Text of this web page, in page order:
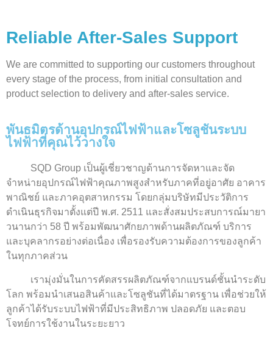
Reliable After-Sales Support
We are committed to supporting our customers throughout
every stage of the process, from initial consultation and
product selection to delivery and after-sales service.
พันธมิตรด้านอุปกรณ์ไฟฟ้าและโซลูชันระบบ
ไฟฟ้าที่คุณไว้วางใจ
SQD Group เป็นผู้เชี่ยวชาญด้านการจัดหาและจัด
จำหน่ายอุปกรณ์ไฟฟ้าคุณภาพสูงสำหรับภาคที่อยู่อาศัย อาคาร
พาณิชย์ และภาคอุตสาหกรรม โดยกลุ่มบริษัทมีประวัติการ
ดำเนินธุรกิจมาตั้งแต่ปี พ.ศ. 2511 และสั่งสมประสบการณ์มายา
วนานกว่า 58 ปี พร้อมพัฒนาศักยภาพด้านผลิตภัณฑ์ บริการ
และบุคลากรอย่างต่อเนื่อง เพื่อรองรับความต้องการของลูกค้า
ในทุกภาคส่วน
เรามุ่งมั่นในการคัดสรรผลิตภัณฑ์จากแบรนด์ชั้นนำระดับ
โลก พร้อมนำเสนอสินค้าและโซลูชันที่ได้มาตรฐาน เพื่อช่วยให้
ลูกค้าได้รับระบบไฟฟ้าที่มีประสิทธิภาพ ปลอดภัย และตอบ
โจทย์การใช้งานในระยะยาว